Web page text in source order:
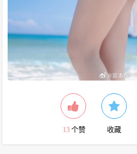
13 个赞 收藏